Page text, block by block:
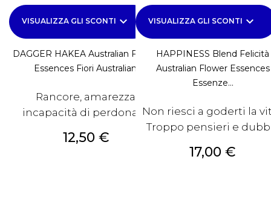
VISUALIZZA GLI SCONTI keyboard_arrow_down
DAGGER HAKEA Australian Flower
Essences Fiori Australiani
Rancore, amarezza,
incapacità di perdonare.
Prezzo
12,50 €
VISUALIZZA GLI SCONTI keyboard_arrow_down
HAPPINESS Blend Felicità
Australian Flower Essences
Essenze...
Non riesci a goderti la
Troppo pensieri e
Prezzo
17,00 €